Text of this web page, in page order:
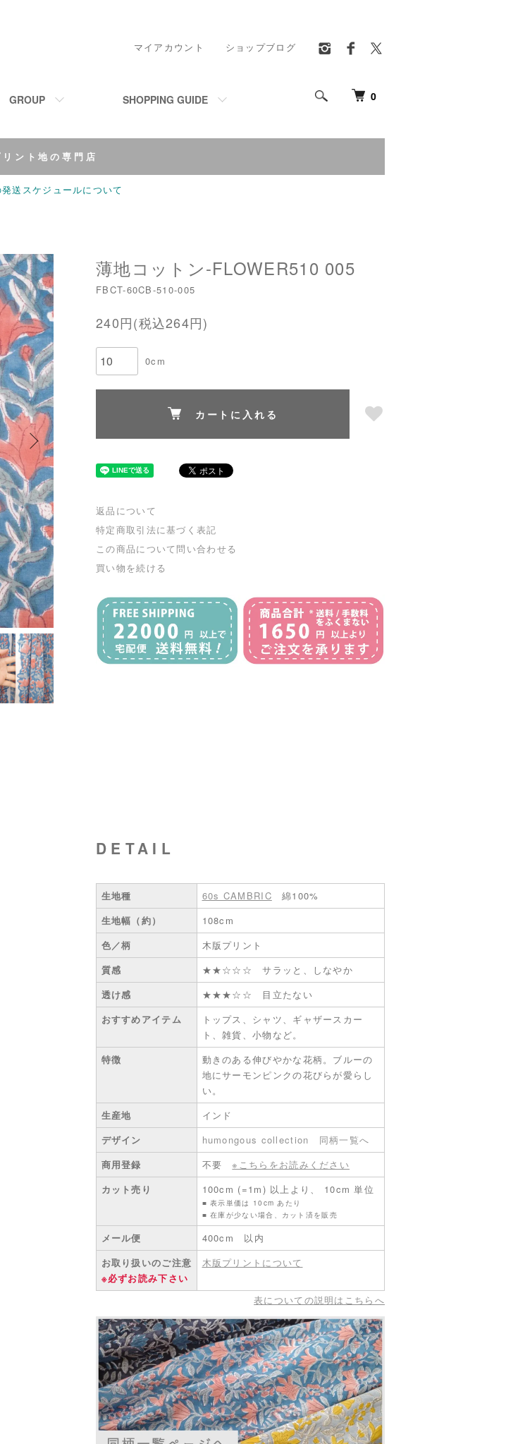
0
GROUP SHOPPING GUIDE
マイアカウント ショップブログ
ント地の専門店
送スケジュールについて
薄地コットン-FLOWER510 005
FBCT-60CB-510-005
240円(税込264円)
0cm
カートに入れる
返品について
特定商取引法に基づく表記
この商品について問い合わせる
買い物を続ける
DETAIL
生地種 60s CAMBRIC 綿100%
生地幅（約）
108cm
色／柄
木版プリント
質感
★★☆☆☆ サラッと、しなやか
透け感
★★★☆☆ 目立たない
おすすめアイテム
トップス、シャツ、ギャザースカー
ト、雑貨、小物など。
特徴
動きのある伸びやかな花柄。ブルーの
地にサーモンピンクの花びらが愛らし
い。
生産地
インド
デザイン
humongous collection
同柄一覧へ
商用登録
不要※こちらをお読みください
カット売り
100cm (=1m) 以上より、 10cm 単位
■ 表示単価は 10cm あたり
■ 在庫が少ない場合、カット済を販売
メール便
400cm 以内
お取り扱いのご注意
※必ずお読み下さい
木版プリントについて
表についての説明はこちらへ